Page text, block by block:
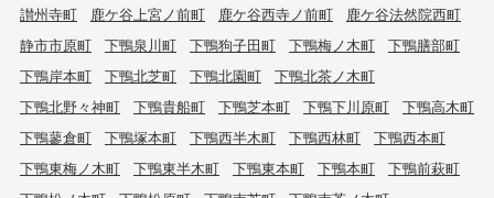
讃州寺町
鹿ケ谷上宮ノ前町 鹿ケ谷西寺ノ前町
鹿ケ谷法然院西町
静市市原町
下鴨泉川町 下鴨狗子田町 下鴨梅ノ木町
下鴨膳部町
下鴨岸本町
下鴨北芝町 下鴨北園町
下鴨北茶ノ木町
下鴨北野々神町
下鴨貴船町 下鴨芝本町 下鴨下川原町
下鴨高木町
下鴨蓼倉町
下鴨塚本町 下鴨西半木町 下鴨西林町
下鴨西本町
下鴨東梅ノ木町
下鴨東半木町 下鴨東本町 下鴨本町
下鴨前萩町